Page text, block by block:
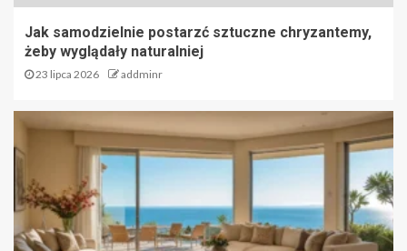
Jak samodzielnie postarzć sztuczne chryzantemy,
żeby wyglądały naturalniej
23 lipca 2026 addminr